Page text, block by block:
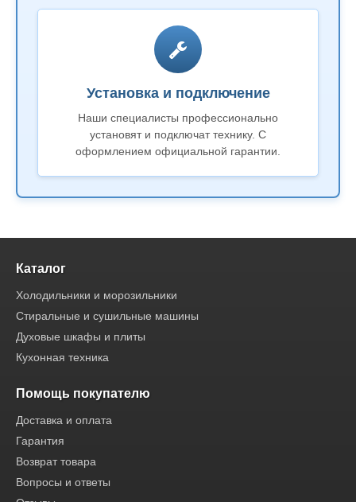
Установка и подключение
Наши специалисты профессионально
установят и подключат технику. С
оформлением официальной гарантии.
Каталог
Холодильники и морозильники
Стиральные и сушильные машины
Духовые шкафы и плиты
Кухонная техника
Помощь покупателю
Доставка и оплата
Гарантия
Возврат товара
Вопросы и ответы